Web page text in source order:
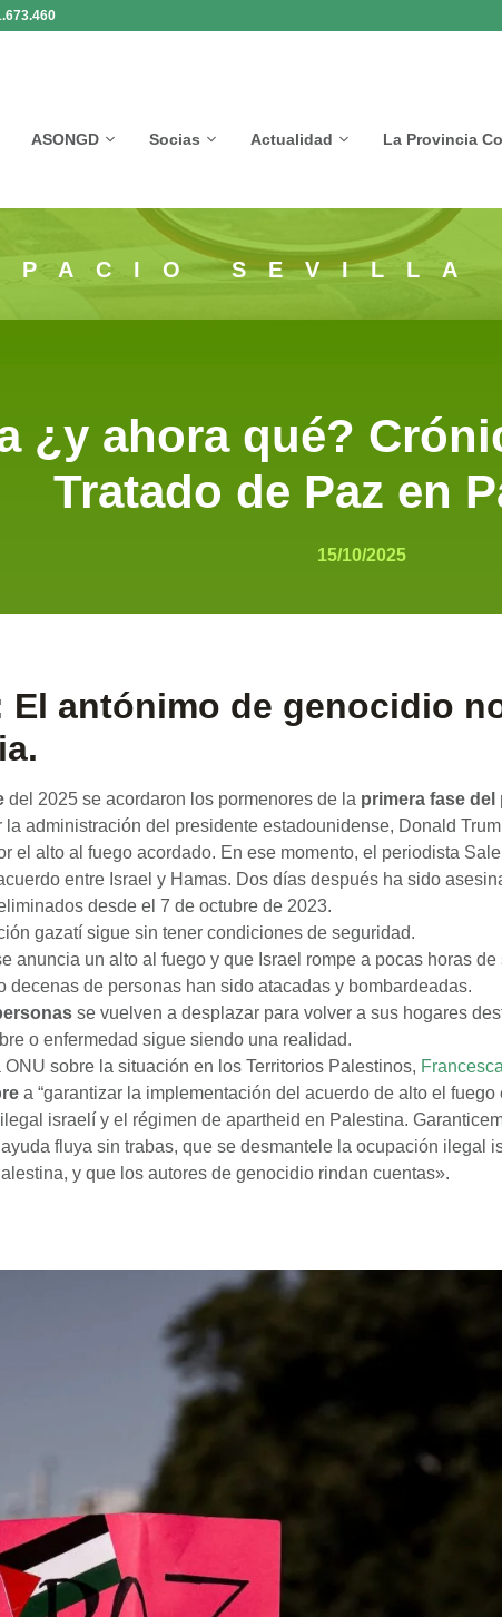
ASONGD Socias Actualidad La Provincia
SEVILLA
¿y ahora qué?
Tratado de Paz en
15/10/2025
El antónimo de genocidio
del 2025 se acordaron los pormenores de la primera fase del
la administración del presidente estadounidense, Donald
el alto al fuego acordado. En ese momento, el periodista
entre Israel y Hamas. Dos días después ha sido
desde el 7 de octubre de 2023.
gazatí sigue sin tener condiciones de seguridad.
anuncia un alto al fuego y que Israel rompe a pocas horas de
decenas de personas han sido atacadas y bombardeadas.
se vuelven a desplazar para volver a sus hogares
o enfermedad sigue siendo una realidad.
sobre la situación en los Territorios Palestinos,
a “garantizar la implementación del acuerdo de alto el fuego
israelí y el régimen de apartheid en Palestina.
fluya sin trabas, que se desmantele la ocupación ilegal
y que los autores de genocidio rindan cuentas».